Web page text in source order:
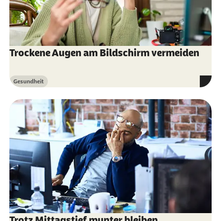
von Maßnahmen des Arbeitsschutzes zur
Verbesserung der Sicherheit und des
Gesundheitsschutzes der Beschäftigten bei
der Arbeit
Deutsche Gesetzliche Unfallversicherung
(Abruf vom 14.03.2024):Bildschirm- und
Büroarbeitsplätze. Leitfaden für die
Gestaltung
Elizabeth Garland, Abigail Watts, John
Doucette, Mary Foley, Araliya Senerat und
Sadie Sanchez (Abruf vom 14.03.2024):Stand
Up to Work: assessing the health impact of
adjustable workstations.
doi.org/10.1108/IJWHM-10-2017-0078
Trockene Augen am Bildschirm vermeiden
Kategorie
Gesundheit